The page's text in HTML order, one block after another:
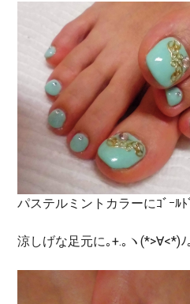
パステルミントカラーにｺﾞｰﾙ
涼しげな足元に｡+.｡ヽ(*>∀<*)ﾉ｡